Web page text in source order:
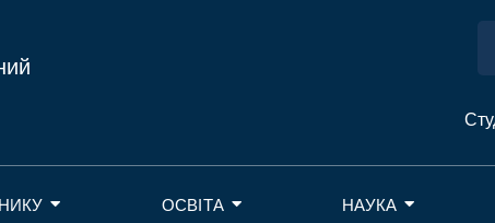
ОСВІТА НАУКА